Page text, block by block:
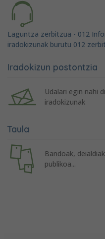
Laguntza zerbitzua - 012
iradokizunak burutu 012
Iradokizun postontzia
Udalari egin nahi
iradokizunak
Taula
Bandoak,
publikoa...